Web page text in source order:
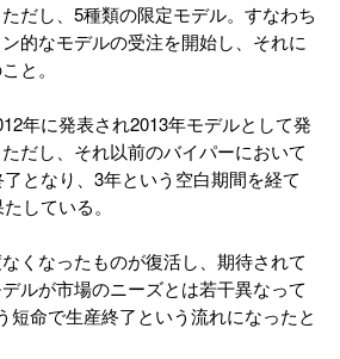
だし、5種類の限定モデル。すなわち
的なモデルの受注を開始し、それに
と。
年に発表され2013年モデルとして発
だし、それ以前のバイパーにおいて
となり、3年という空白期間を経て
している。
くなったものが復活し、期待されて
ルが市場のニーズとは若干異なって
短命で生産終了という流れになったと